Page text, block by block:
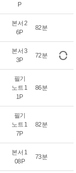
P
본서 2
6P
82분
본서 3
3P
72분
필기
노트 1
1P
86분
필기
노트 1
7P
82분
본서 1
08P
73분